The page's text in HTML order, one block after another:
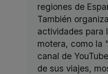
regiones de
También
actividades para
motera, como la
canal de
de sus viajes,